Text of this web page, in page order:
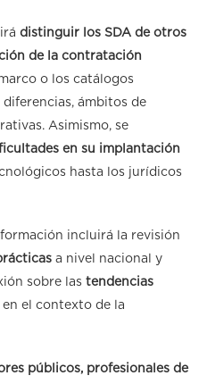
distinguir los SDA de otros
de la contratación
o los catálogos
ámbitos de
Asimismo, se
en su implantación
hasta los jurídicos
incluirá la revisión
a nivel nacional y
sobre las tendencias
en el contexto de la
públicos, profesionales de